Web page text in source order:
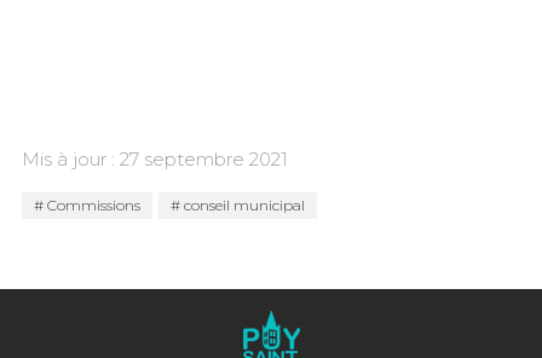
Mis à jour : 27 septembre 2021
Commissions conseil municipal